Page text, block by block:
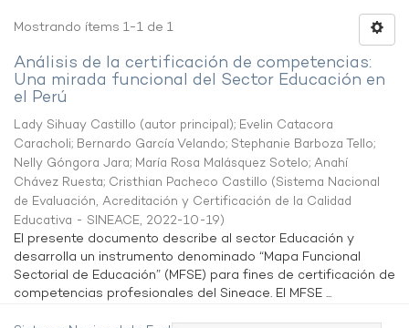
Mostrando ítems 1-1 de 1
Análisis de la certificación de competencias:
Una mirada funcional del Sector Educación en
el Perú
Lady Sihuay Castillo (autor principal); Evelin Catacora
Caracholi; Bernardo García Velando; Stephanie Barboza Tello;
Nelly Góngora Jara; María Rosa Malásquez Sotelo; Anahí
Chávez Ruesta; Cristhian Pacheco Castillo (Sistema Nacional
de Evaluación, Acreditación y Certificación de la Calidad
Educativa - SINEACE, 2022-10-19)
El presente documento describe al sector Educación y
desarrolla un instrumento denominado “Mapa Funcional
Sectorial de Educación” (MFSE) para fines de certificación de
competencias profesionales del Sineace. El MFSE ...